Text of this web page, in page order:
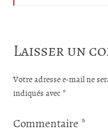
Laisser un
Votre adresse e-mail ne
indiqués avec *
Commentaire *